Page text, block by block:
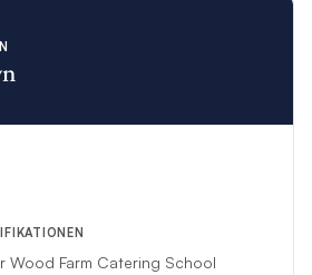
Wood Farm Catering School